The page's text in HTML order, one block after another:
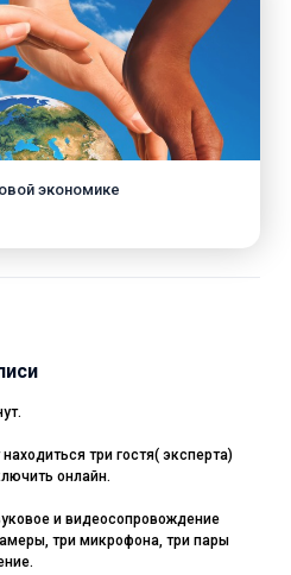
экономике
три гостя( эксперта)
онлайн.
и видеосопровождение
три микрофона, три пары